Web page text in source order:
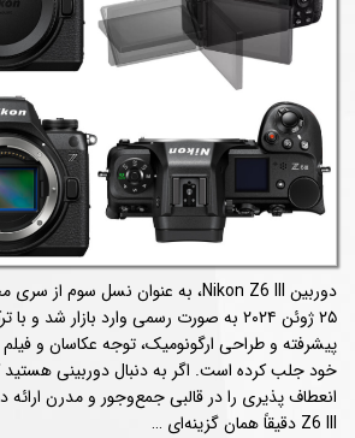
۲۵ ژوئن ۲۰۲۴ به‌ صورت رسمی وارد بازار شد و
پیشرفته و طراحی ارگونومیک، توجه عکاسان و فیلم‌
خود جلب کرده است. اگر به‌ دنبال دوربینی
انعطاف‌ پذیری را در قالبی جمع‌وجور و مدرن ارائه
Z6 III دقیقاً همان گزینه‌ای …